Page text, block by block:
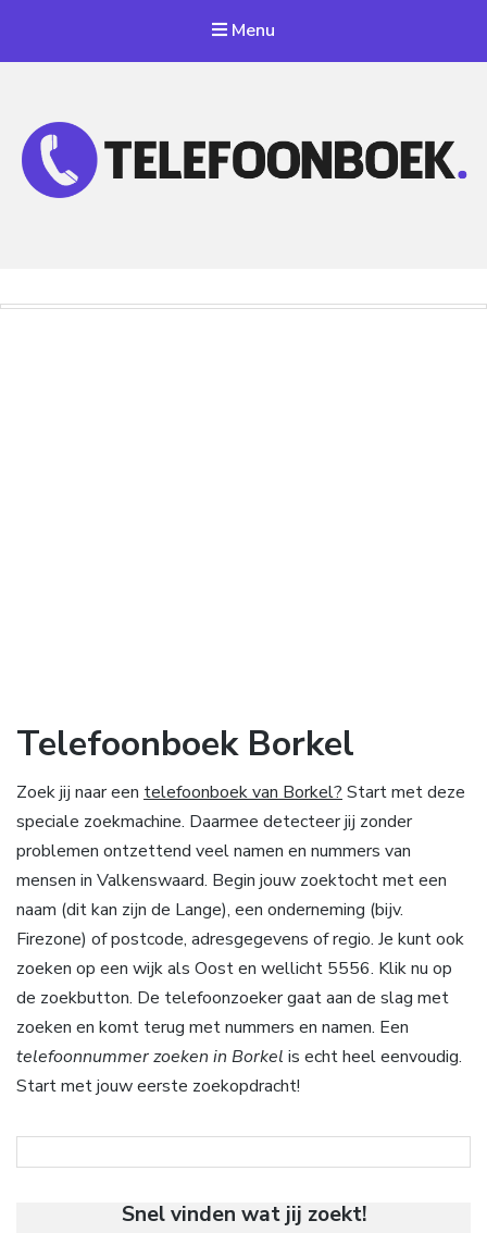
Menu
Telefoonboek Borkel
Zoek jij naar een telefoonboek van Borkel? Start met deze
speciale zoekmachine. Daarmee detecteer jij zonder
problemen ontzettend veel namen en nummers van
mensen in Valkenswaard. Begin jouw zoektocht met een
naam (dit kan zijn de Lange), een onderneming (bijv.
Firezone) of postcode, adresgegevens of regio. Je kunt ook
zoeken op een wijk als Oost en wellicht 5556. Klik nu op
de zoekbutton. De telefoonzoeker gaat aan de slag met
zoeken en komt terug met nummers en namen. Een
telefoonnummer zoeken in Borkel is echt heel eenvoudig.
Start met jouw eerste zoekopdracht!
Snel vinden wat jij zoekt!